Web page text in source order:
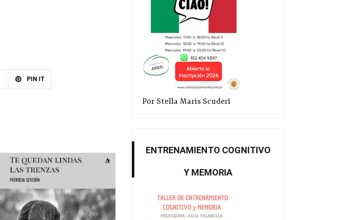
PIN IT
Por Stella Maris Scuderi
ENTRENAMIENTO COGNITIVO
Y MEMORIA